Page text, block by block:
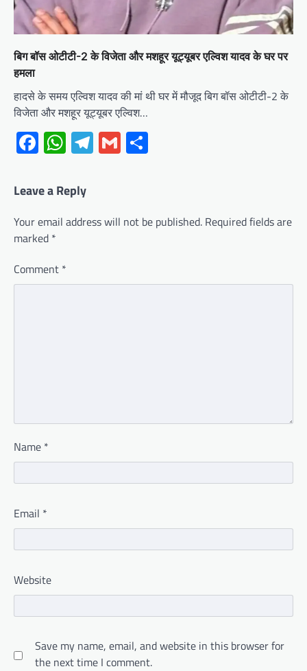
बिग बॉस ओटीटी-2 के विजेता और मशहूर यूट्यूबर एल्विश यादव के घर पर
हमला
हादसे के समय एल्विश यादव की मां थी घर में मौजूद बिग बॉस ओटीटी-2 के
विजेता और मशहूर यूट्यूबर एल्विश…
Facebook
WhatsApp
Telegram
Gmail
Leave a Reply
Your email address will not be published. Required fields are
marked *
Comment *
Name *
Email *
Website
Save my name, email, and website in this browser for
the next time I comment.